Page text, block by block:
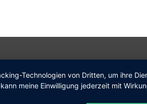
Technologien von Dritten, um ihre
meine Einwilligung jederzeit mit